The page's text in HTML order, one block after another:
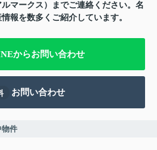
マークス）までご連絡ください。名
報を数多くご紹介しています。
からお問い合わせ
お問い合わせ
件